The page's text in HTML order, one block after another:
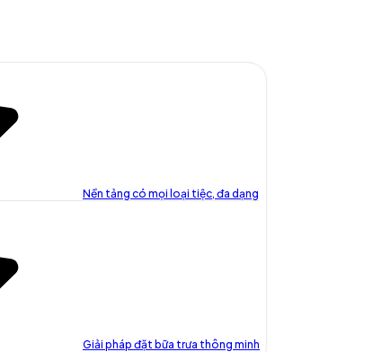
Nền tảng có mọi loại tiệc, đa dạng
Giải pháp đặt bữa trưa thông minh